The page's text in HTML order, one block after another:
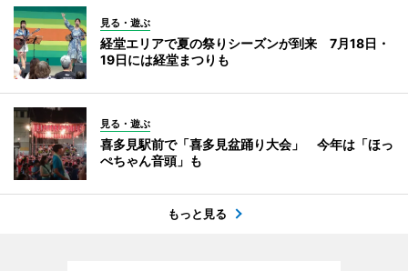
見る・遊ぶ
経堂エリアで夏の祭りシーズンが到来 7月18日・
19日には経堂まつりも
見る・遊ぶ
喜多見駅前で「喜多見盆踊り大会」 今年は「ほっ
ぺちゃん音頭」も
もっと見る